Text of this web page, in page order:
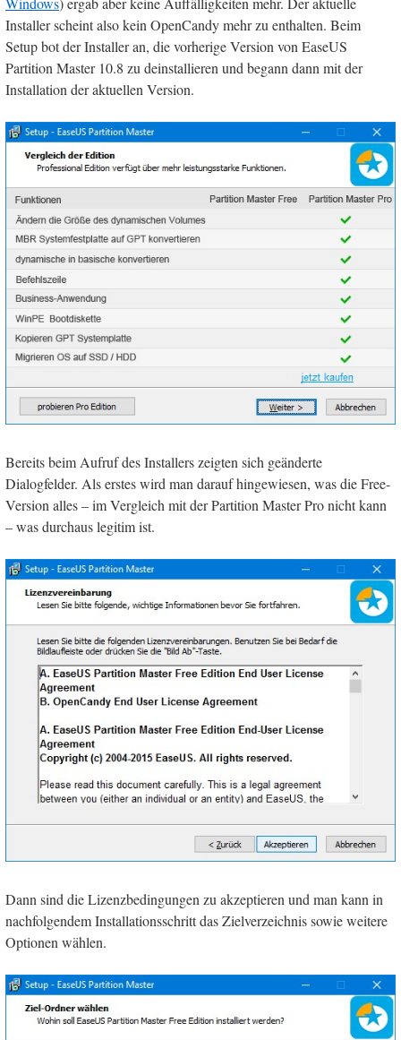
Installer scheint also kein OpenCandy mehr zu enthalten. Beim
Setup bot der Installer an, die vorherige Version von EaseUS
Partition Master 10.8 zu deinstallieren und begann dann mit der
Installation der aktuellen Version.
Bereits beim Aufruf des Installers zeigten sich geänderte
Dialogfelder. Als erstes wird man darauf hingewiesen, was die Free-
Version alles – im Vergleich mit der Partition Master Pro nicht kann
– was durchaus legitim ist.
Dann sind die Lizenzbedingungen zu akzeptieren und man kann in
nachfolgendem Installationsschritt das Zielverzeichnis sowie weitere
Optionen wählen.